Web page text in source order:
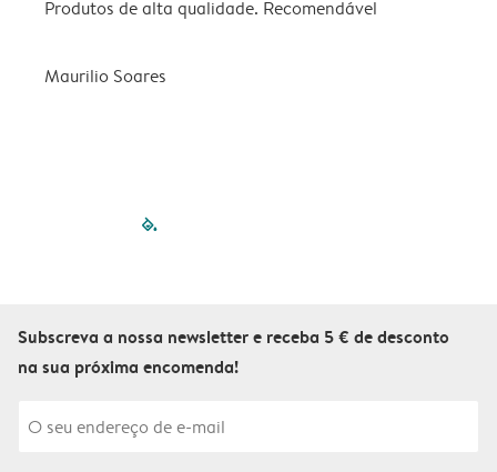
Produtos de alta qualidade. Recomendável
Maurilio Soares
filled-pagination
Subscreva a nossa newsletter e receba 5 € de desconto
na sua próxima encomenda!